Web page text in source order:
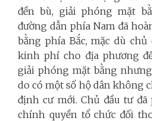
đền bù, giải phóng mặt
đường dẫn phía Nam đã
bằng phía Bắc, mặc dù chủ
kinh phí cho địa phương
giải phóng mặt bằng
do có một số hộ dân không
định cư mới. Chủ đầu tư đã
chính quyền tổ chức đối